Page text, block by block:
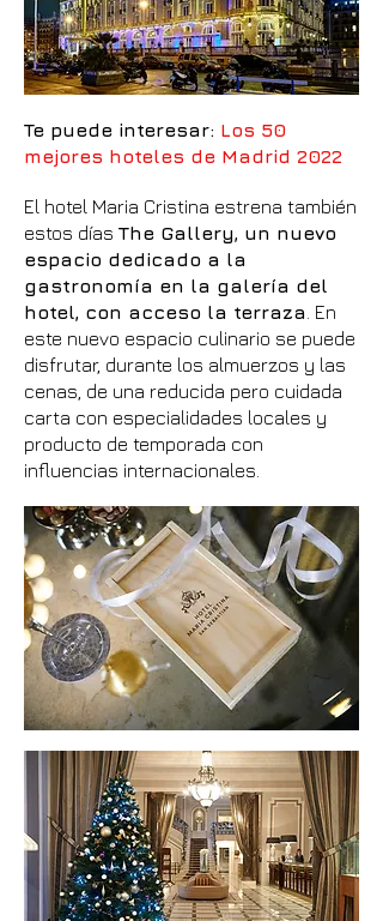
Te puede interesar: Los 50
mejores hoteles de Madrid 2022
El hotel Maria Cristina estrena también
estos días The Gallery, un nuevo
espacio dedicado a la
gastronomía en la galería del
hotel, con acceso la terraza . En
este nuevo espacio culinario se puede
disfrutar, durante los almuerzos y las
cenas, de una reducida pero cuidada
carta con especialidades locales y
producto de temporada con
influencias internacionales.